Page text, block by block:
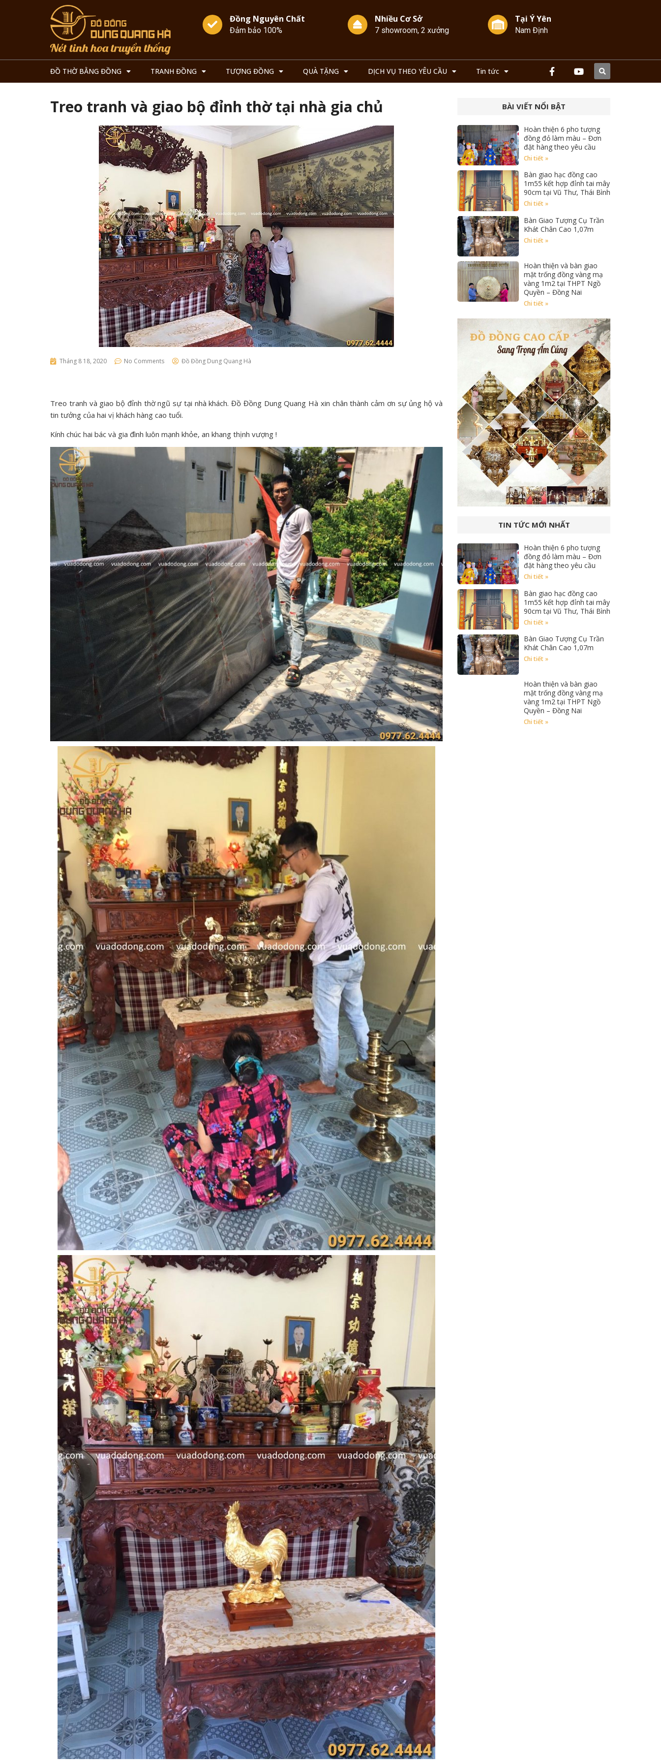
Đồng Nguyên Chất
Đảm bảo 100%
Nhiều Cơ Sở
7 showroom, 2 xưởng
Tại Ý Yên
Nam Định
ĐỒ THỜ BẰNG ĐỒNG TRANH ĐỒNG TƯỢNG ĐỒNG QUÀ TẶNG DỊCH VỤ THEO YÊU CẦU Tin tức
Treo tranh và giao bộ đỉnh thờ tại nhà gia chủ
Tháng 8 18, 2020 No Comments Đồ Đồng Dung Quang Hà
Treo tranh và giao bộ đỉnh thờ ngũ sự tại nhà khách. Đồ Đồng Dung Quang Hà xin chân thành cảm ơn sự ủng hộ và
tin tưởng của hai vị khách hàng cao tuổi.
Kính chúc hai bác và gia đình luôn mạnh khỏe, an khang thịnh vượng !
BÀI VIẾT NỔI BẬT
Hoàn thiện 6 pho tượng
đồng đỏ làm màu – Đơn
đặt hàng theo yêu cầu
Chi tiết »
Bàn giao hạc đồng cao
1m55 kết hợp đỉnh tai mây
90cm tại Vũ Thư, Thái Bình
Chi tiết »
Bàn Giao Tượng Cụ Trần
Khát Chân Cao 1,07m
Chi tiết »
Hoàn thiện và bàn giao
mặt trống đồng vàng mạ
vàng 1m2 tại THPT Ngồ
Quyền – Đồng Nai
Chi tiết »
TIN TỨC MỚI NHẤT
Hoàn thiện 6 pho tượng
đồng đỏ làm màu – Đơn
đặt hàng theo yêu cầu
Chi tiết »
Bàn giao hạc đồng cao
1m55 kết hợp đỉnh tai mây
90cm tại Vũ Thư, Thái Bình
Chi tiết »
Bàn Giao Tượng Cụ Trần
Khát Chân Cao 1,07m
Chi tiết »
Hoàn thiện và bàn giao
mặt trống đồng vàng mạ
vàng 1m2 tại THPT Ngồ
Quyền – Đồng Nai
Chi tiết »